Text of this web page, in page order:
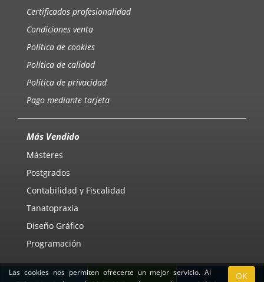
Certificados profesionalidad
Condiciones venta
Política de cookies
Política de calidad
Política de privacidad
Pago mediante tarjeta
Más Vendido
Másteres
Postgrados
Contabilidad y Fiscalidad
Tanatopraxia
Diseño Gráfico
Programación
Las cookies nos permiten ofrecerte un mejor servicio. Al
OK